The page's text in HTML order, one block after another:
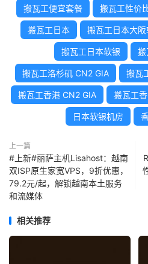
搬瓦工便宜套餐 搬瓦工性价
搬瓦工日本 搬瓦工日本大阪
搬瓦工日本软银 搬
搬瓦工洛杉矶 CN2 GIA 搬瓦
搬瓦工香港 CN2 GIA 搬瓦工
日本软银机房
上一篇
#上新#丽萨主机Lisahost：越南
双ISP原生家宽VPS，9折优惠，
79.2元/起，解锁越南本土服务
和流媒体
相关推荐